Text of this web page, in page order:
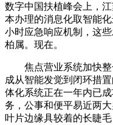
数字中国扶植峰会上，
本办理的消息化取智能
小时应急响应机制，这
柏属。现在。
焦点营业系统加快整
成从智能发觉到闭环措
体化系统正在一年内已
务，公事和便平易近两
叶片边缘具较着的长睫